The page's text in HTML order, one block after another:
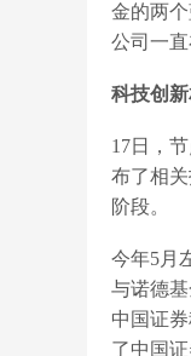
金的两
公司一
科技创
17日，
布了相
阶段。
今年5月
与诺德
中国证
了中国